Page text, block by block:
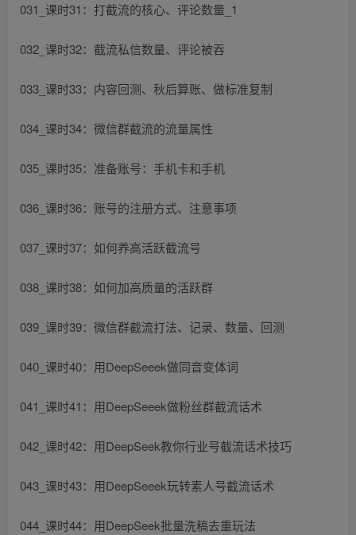
031_课时31：打截流的核心、评论数量_1
032_课时32：截流私信数量、评论被吞
033_课时33：内容回测、秋后算账、做标准复制
034_课时34：微信群截流的流量属性
035_课时35：准备账号：手机卡和手机
036_课时36：账号的注册方式、注意事项
037_课时37：如何养高活跃截流号
038_课时38：如何加高质量的活跃群
039_课时39：微信群截流打法、记录、数量、回测
040_课时40：用DeepSeeek做同音变体词
041_课时41：用DeepSeeek做粉丝群截流话术
042_课时42：用DeepSeek教你行业号截流话术技巧
043_课时43：用DeepSeeek玩转素人号截流话术
044_课时44：用DeepSeek批量洗稿去重玩法